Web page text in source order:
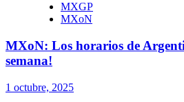
MXGP
MXoN
MXoN: Los horarios de
semana!
1 octubre, 2025